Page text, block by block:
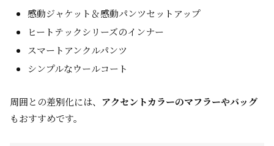
感動ジャケット＆感動パンツセットアップ
ヒートテックシリーズのインナー
スマートアンクルパンツ
シンプルなウールコート
周囲との差別化には、 アクセントカラーのマフラーやバッグ
もおすすめです。